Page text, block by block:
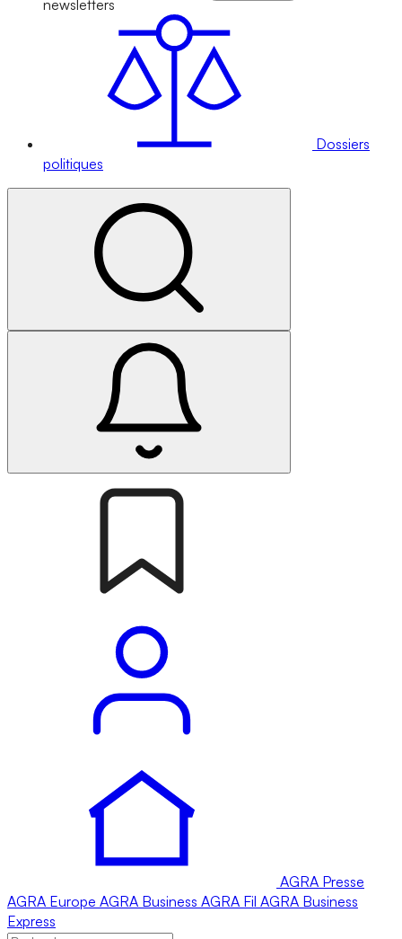
newsletters
Dossiers
politiques
AGRA Presse
AGRA Europe AGRA Business AGRA Fil AGRA Business
Express